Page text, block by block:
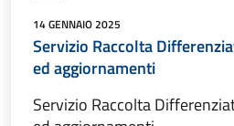
14 GENNAIO 2025
Servizio Raccolta
ed aggiornamenti
Servizio Raccolta